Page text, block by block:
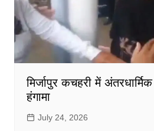
मिर्जापुर कचहरी में
हंगामा
July 24, 2026